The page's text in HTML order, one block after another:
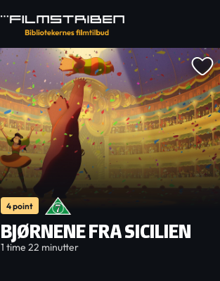
4 point
BJØRNENE FRA SICILIEN
1 time 22 minutter